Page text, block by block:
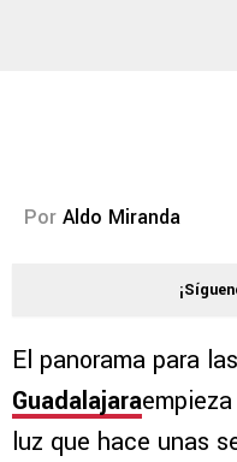
Por Aldo Miranda
El panorama para las
Guadalajara
luz que hace unas